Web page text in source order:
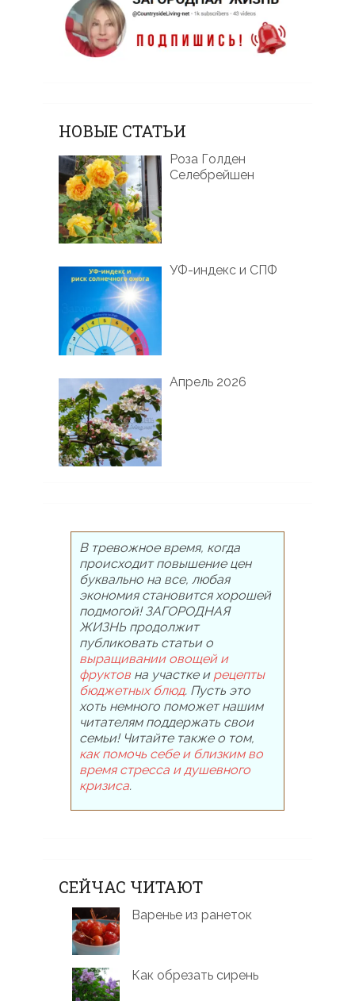
НОВЫЕ СТАТЬИ
Роза Голден
Селебрейшен
УФ-индекс и СПФ
Апрель 2026
В тревожное время, когда
происходит повышение цен
буквально на все, любая
экономия становится хорошей
подмогой! ЗАГОРОДНАЯ
ЖИЗНЬ продолжит
публиковать статьи о
выращивании овощей и
фруктовна участке и рецепты
бюджетных блюд. Пусть это
хоть немного поможет нашим
читателям поддержать свои
семьи! Читайте также о том,
как помочь себе и близким во
время стресса и душевного
кризиса.
СЕЙЧАС ЧИТАЮТ
Варенье из ранеток
Как обрезать сирень